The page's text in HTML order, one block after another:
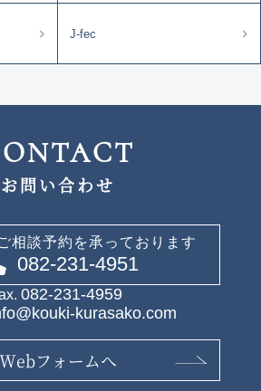
J-fec
お問い合わせ
相談予約を承っております
082-231-4951
082-231-4959
kurasako.com
Webフォームへ